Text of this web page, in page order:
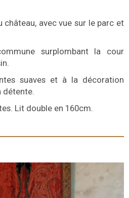
château, avec vue sur le parc et
surplombant la cour
suaves et à la décoration
détente.
Lit double en 160cm.